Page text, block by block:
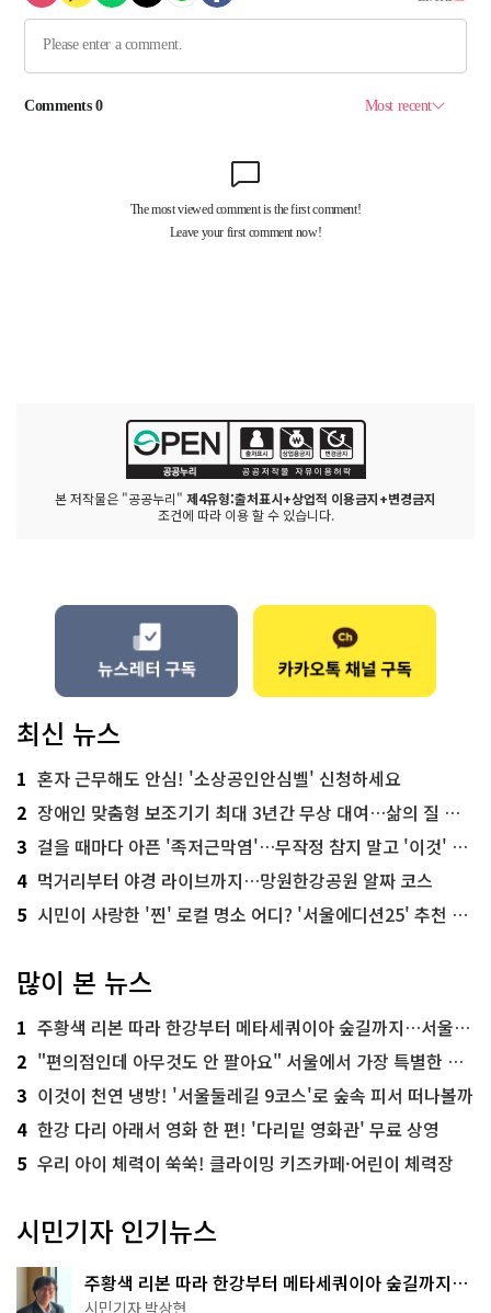
본 저작물은 "공공누리" 제4유형:출처표시+상업적 이용금지+변경금지
조건에 따라 이용 할 수 있습니다.
최신 뉴스
1 혼자 근무해도 안심! '소상공인안심벨' 신청하세요
2 장애인 맞춤형 보조기기 최대 3년간 무상 대여…삶의 질 높인다
3 걸을 때마다 아픈 '족저근막염'…무작정 참지 말고 '이것' 해보세요!
4 먹거리부터 야경 라이브까지…망원한강공원 알짜 코스
5 시민이 사랑한 '찐' 로컬 명소 어디? '서울에디션25' 추천 코스
많이 본 뉴스
1 주황색 리본 따라 한강부터 메타세쿼이아 숲길까지…서울둘레길 15코스
2 "편의점인데 아무것도 안 팔아요" 서울에서 가장 특별한 편의점의 정체
3 이것이 천연 냉방! '서울둘레길 9코스'로 숲속 피서 떠나볼까
4 한강 다리 아래서 영화 한 편! '다리밑 영화관' 무료 상영
5 우리 아이 체력이 쑥쑥! 클라이밍 키즈카페·어린이 체력장
시민기자 인기뉴스
주황색 리본 따라 한강부터 메타세쿼이아 숲길까지…
서울둘레길 15코스
시민기자 박상현